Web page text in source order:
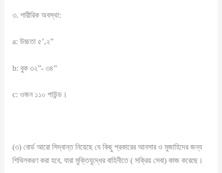
৩. শারীরিক অবস্থা:
a: উচ্চতা ৫’,২”
b: বুক ৩২”- ৩৪”
c: ওজন ১১০ পাউন্ড।
(৩) বোর্ড আরো সিদ্বান্ত নিয়েছে যে কিছু প্রকারের আনসার ও মুজাহিদের জন্য
শিথিলকরণ করা হবে, যারা মুক্তিযুদ্ধের বাহিনীতে ( সক্রিয় সেবা) কাজ করেছে।